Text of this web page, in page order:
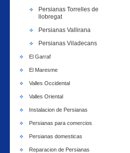
Persianas Torrelles de
llobregat
Persianas Vallirana
Persianas Viladecans
El Garraf
El Maresme
Valles Occidental
Valles Oriental
Instalacion de Persianas
Persianas para comercios
Persianas domesticas
Reparacion de Persianas